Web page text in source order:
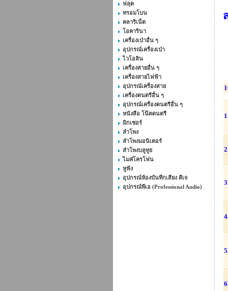
ฟลุต
ทรอมโบน
คลาริเน็ต
โอคารินา
เครื่องเป่าอื่น ๆ
อุปกรณ์เครื่องเป่า
ไวโอลิน
เครื่องสายอื่น ๆ
เครื่องสายไฟฟ้า
อุปกรณ์เครื่องสาย
เครื่องดนตรีอื่น ๆ
อุปกรณ์เครื่องดนตรีอื่น ๆ
หนังสือ โน๊ตดนตรี
มิกเซอร์
ลำโพง
ลำโพงมอนิเตอร์
ลำโพงบลูทูธ
ไมค๋โครโฟน
หูฟัง
อุปกรณ์ห้องบันทึกเสียง ดีเจ
อุปกรณ์พีเอ (Professional Audio)